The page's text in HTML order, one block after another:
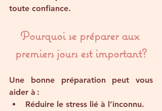
toute confiance.
Pourquoi se préparer aux
premiers jours est important?
Une bonne préparation peut vous
aider à :
Réduire le stress lié à l’inconnu.